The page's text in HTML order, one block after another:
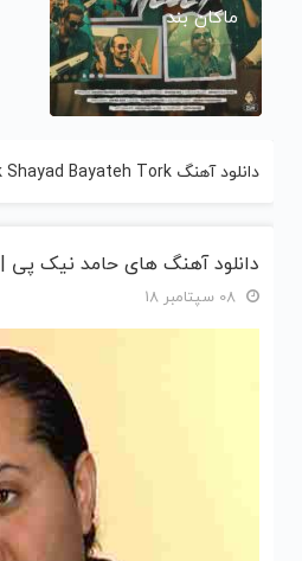
ماکان بند
دانلود آهنگ Could Be Bayat Turk Shayad Bayateh Tork
دانلود آهنگ های حامد نیک پی | Hamed Nikpay